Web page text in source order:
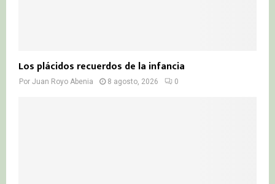
Los plácidos recuerdos de la infancia
Por Juan Royo Abenia 8 agosto, 2026 0